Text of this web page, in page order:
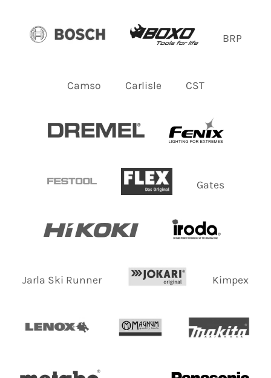
BRP
Camso Carlisle CST
Gates
Jarla Ski Runner Kimpex